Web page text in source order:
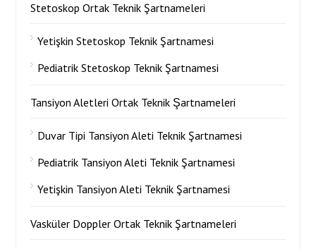
Stetoskop Ortak Teknik Şartnameleri
Yetişkin Stetoskop Teknik Şartnamesi
Pediatrik Stetoskop Teknik Şartnamesi
Tansiyon Aletleri Ortak Teknik Şartnameleri
Duvar Tipi Tansiyon Aleti Teknik Şartnamesi
Pediatrik Tansiyon Aleti Teknik Şartnamesi
Yetişkin Tansiyon Aleti Teknik Şartnamesi
Vasküler Doppler Ortak Teknik Şartnameleri